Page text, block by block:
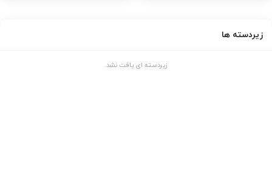
زیردسته ها
زیردسته ای یافت نشد.